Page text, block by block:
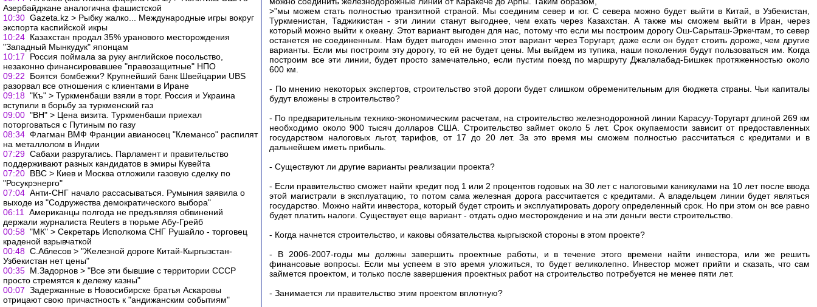
Азербайджане аналогична фашистской
10:30 Gazeta.kz > Рыбку жалко... Международные игры вокруг
экспорта каспийской икры
10:24 Казахстан продал 35% уранового месторождения
"Западный Мынкудук" японцам
10:17
Россия поймала за руку английское посольство,
незаконно финансировавшее "правозащитные" НПО
09:22
Боятся бомбежки? Крупнейший банк Швейцарии UBS
разорвал все отношения с клиентами в Иране
09:18 "Къ" > Туркменбаши взяли в торг. Россия и Украина
вступили в борьбу за туркменский газ
09:00 "ВН" > Цена визита. Туркменбаши приехал
поторговаться с Путиным по газу
08:34 Флагман ВМФ Франции авианосец "Клемансо" распилят
на металлолом в Индии
07:29 Сабахи разругались. Парламент и правительство
поддерживают разных кандидатов в эмиры Кувейта
07:20 ВВC > Киев и Москва отложили газовую сделку по
"Росукрэнерго"
07:04 Анти-СНГ начало рассасываться. Румыния заявила о
выходе из "Содружества демократического выбора"
06:11
Американцы полгода не предъявляя обвинений
держали журналиста Reuters в тюрьме Абу-Грейб
00:58 "МК" > Секретарь Исполкома СНГ Рушайло - торговец
краденой взрывчаткой
00:48 С.Аблесов > "Железной дороге Китай-Кыргызстан-
Узбекистан нет цены"
00:35 М.Задорнов > "Все эти бывшие с территории СССР
просто стремятся к дележу казны"
00:07 Задержанные в Новосибирске братья Аскаровы
отрицают свою причастность к "андижанским событиям"
>"мы можем стать полностью транзитной страной. Мы соединим север и юг. С севера можно будет выйти в Китай, в Узбекистан,
Туркменистан, Таджикистан - эти линии станут выгоднее, чем ехать через Казахстан. А также мы сможем выйти в Иран, через
который можно выйти к океану. Этот вариант выгоден для нас, потому что если мы построим дорогу Ош-Сарыташ-Эркечтам, то север
останется не соединенным. Нам будет выгоден именно этот вариант через Торугарт, даже если он будет стоить дороже, чем другие
варианты. Если мы построим эту дорогу, то ей не будет цены. Мы выйдем из тупика, наши поколения будут пользоваться им. Когда
построим все эти линии, будет просто замечательно, если пустим поезд по маршруту Джалалабад-Бишкек протяженностью около
600 км.
- По мнению некоторых экспертов, строительство этой дороги будет слишком обременительным для бюджета страны. Чьи капиталы
будут вложены в строительство?
- По предварительным технико-экономическим расчетам, на строительство железнодорожной линии Карасуу-Торугарт длиной 269 км
необходимо около 900 тысяч долларов США. Строительство займет около 5 лет. Срок окупаемости зависит от предоставленных
государством налоговых льгот, тарифов, от 17 до 20 лет. За это время мы сможем полностью рассчитаться с кредитами и в
дальнейшем иметь прибыль.
- Существуют ли другие варианты реализации проекта?
- Если правительство сможет найти кредит под 1 или 2 процентов годовых на 30 лет с налоговыми каникулами на 10 лет после ввода
этой магистрали в эксплуатацию, то потом сама железная дорога рассчитается с кредитами. А владельцем линии будет являться
государство. Можно найти инвестора, который будет строить и эксплуатировать дорогу определенный срок. Но при этом он все равно
будет платить налоги. Существует еще вариант - отдать одно месторождение и на эти деньги вести строительство.
- Когда начнется строительство, и каковы обязательства кыргызской стороны в этом проекте?
- В 2006-2007-годы мы должны завершить проектные работы, и в течение этого времени найти инвестора, или же решить
финансовые вопросы. Если мы успеем в это время уложиться, то будет великолепно. Инвестор может прийти и сказать, что сам
займется проектом, и только после завершения проектных работ на строительство потребуется не менее пяти лет.
- Занимается ли правительство этим проектом вплотную?